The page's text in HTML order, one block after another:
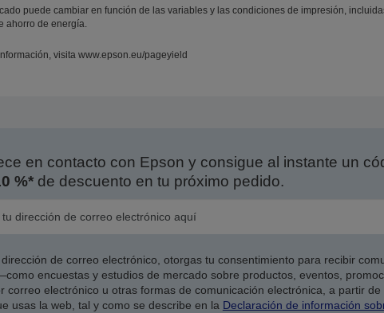
puede cambiar en función de las variables y las condiciones de impresión,
ahorro de energía.
visita www.epson.eu/pageyield
en contacto con Epson y consigue al instante un
%*de descuento en tu próximo pedido.
de correo electrónico, otorgas tu consentimiento para recibir
encuestas y estudios de mercado sobre productos, eventos,
correo electrónico u otras formas de comunicación electrónica, a partir de
usas la web, tal y como se describe en la Declaración de información